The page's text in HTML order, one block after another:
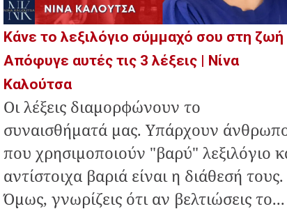
Κάνε το λεξιλόγιο σύμμαχό σου στη ζωή
Απόφυγε αυτές τις 3 λέξεις | Νίνα
Καλούτσα
Οι λέξεις διαμορφώνουν το
συναισθήματά μας. Υπάρχουν
που χρησιμοποιούν "βαρύ" λεξιλόγιο
αντίστοιχα βαριά είναι η διάθεσή τους.
Όμως, γνωρίζεις ότι αν βελτιώσεις το...